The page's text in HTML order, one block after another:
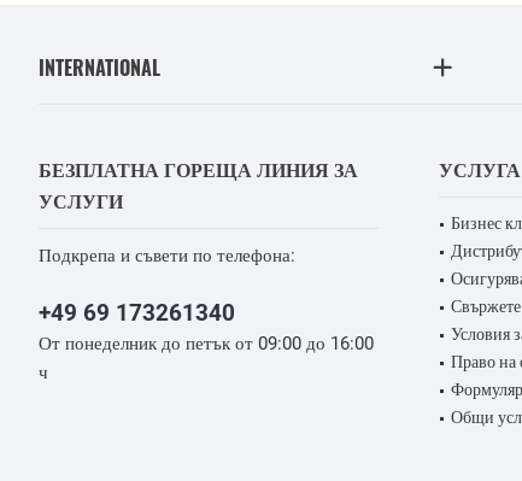
INTERNATIONAL
БЕЗПЛАТНА ГОРЕЩА ЛИНИЯ ЗА
УСЛУГИ
Подкрепа и съвети по телефона:
+49 69 173261340
От понеделник до петък от 09:00 до 16:00
ч
УСЛУГА
Бизнес
Свържете
Условия
Право на
Общи